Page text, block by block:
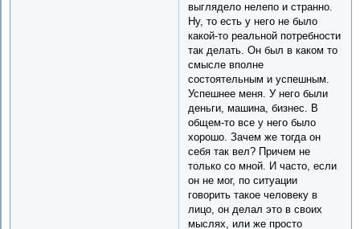
выглядело нелепо и странно.
Ну, то есть у него не было
какой-то реальной потребности
так делать. Он был в каком то
смысле вполне
состоятельным и успешным.
Успешнее меня. У него были
деньги, машина, бизнес. В
общем-то все у него было
хорошо. Зачем же тогда он
себя так вел? Причем не
только со мной. И часто, если
он не мог, по ситуации
говорить такое человеку в
лицо, он делал это в своих
мыслях, или же просто